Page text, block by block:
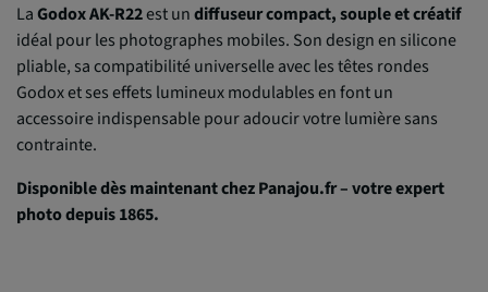
LaGodox AK-R22est undiffuseur compact, souple et créatif
idéal pour les photographes mobiles. Son design en silicone
pliable, sa compatibilité universelle avec les têtes rondes
Godox et ses effets lumineux modulables en font un
accessoire indispensable pour adoucir votre lumière sans
contrainte.
Disponible dès maintenant chez Panajou.fr – votre expert
photo depuis 1865.